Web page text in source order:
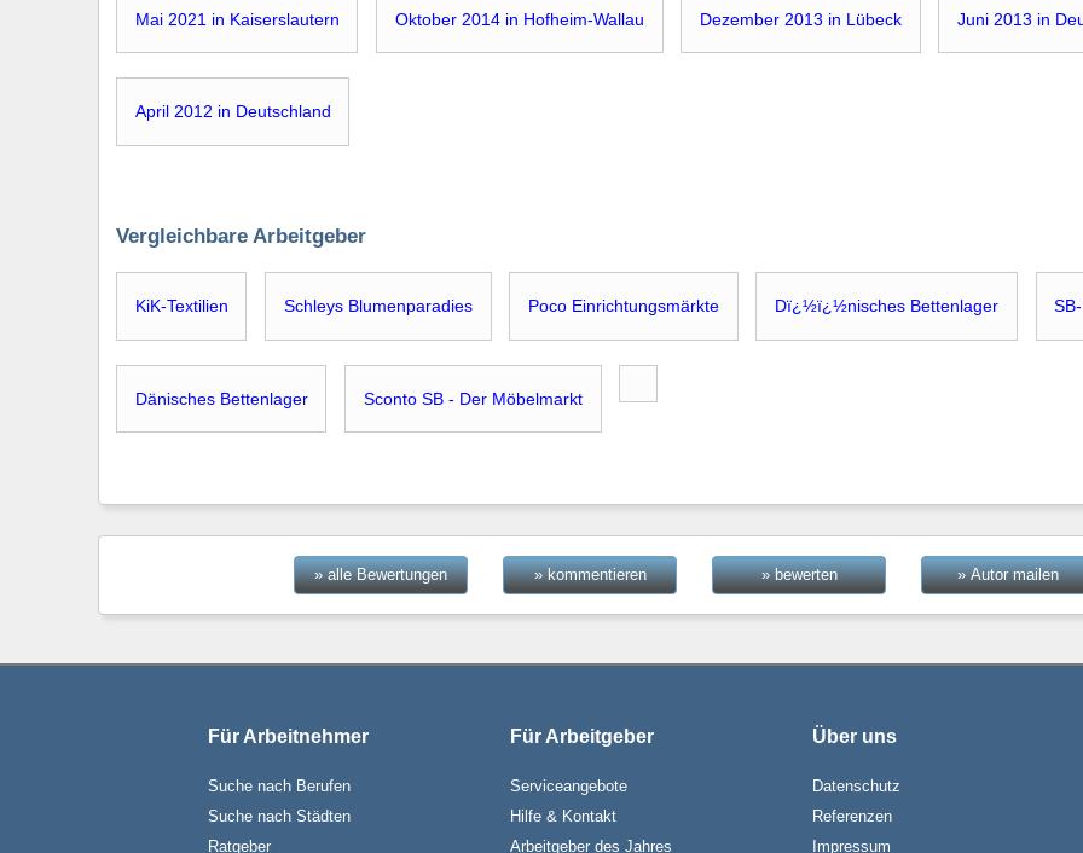
Mai 2021 in Kaiserslautern Oktober 2014 in Hofheim-Wallau Dezember 2013 in Lübeck Juni 2013 in
April 2012 in Deutschland
Vergleichbare Arbeitgeber
KiK-Textilien Schleys Blumenparadies Poco Einrichtungsmärkte Dï¿½ï¿½nisches Bettenlager
Dänisches Bettenlager Sconto SB - Der Möbelmarkt
» alle Bewertungen » kommentieren » bewerten » Autor mailen
Für Arbeitnehmer
Suche nach Berufen
Suche nach Städten
Ratgeber
Für Arbeitgeber
Serviceangebote
Hilfe & Kontakt
Arbeitgeber des Jahres
Über uns
Datenschutz
Referenzen
Impressum